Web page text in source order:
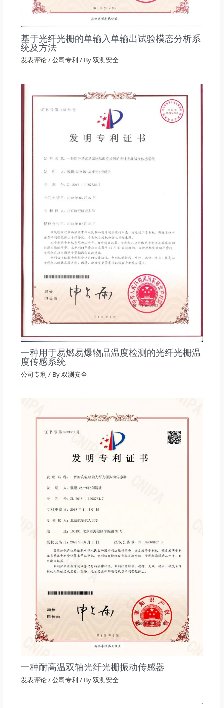
基于光纤光栅的单输入单输出试验模态分析系
统及方法
发表评论/公司专利 / By双测安全
一种用于易燃易爆物品温度检测的光纤光栅温
度传感系统
公司专利 / By双测安全
一种耐高温双轴光纤光栅振动传感器
发表评论/公司专利 / By双测安全